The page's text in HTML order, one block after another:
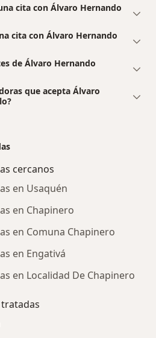
cita con Álvaro Hernando
cita con Álvaro Hernando
de Álvaro Hernando
que acepta Álvaro
cercanos
en Usaquén
en Chapinero
en Comuna Chapinero
en Engativá
en Localidad De Chapinero